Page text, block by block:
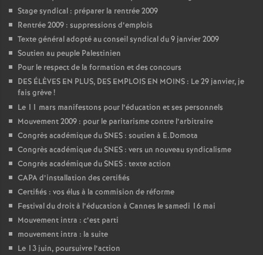
Stage syndical : préparer la rentrée 2009
Rentrée 2009 : suppressions d’emplois
Texte général adopté au conseil syndical du 9 janvier 2009
Soutien au peuple Palestinien
Pour le respect de la formation et des concours
DES ÉLÈVES EN PLUS, DES EMPLOIS EN MOINS : Le 29 janvier, je
fais grève!
Le 11 mars manifestons pour l’éducation et ses personnels
Mouvement 2009 : pour le paritarisme contre l’arbitraire
Congrès académique du SNES : soutien à E.Domota
Congrès académique du SNES : vers un nouveau syndicalisme
Congrès académique du SNES : texte action
CAPA d’installation des certifiés
Certifiés : vos élus à la commision de réforme
Festival du droit à l’éducation à Cannes le samedi 16 mai
Mouvement intra : c’est parti
mouvement intra : la suite
Le 13 juin, poursuivre l’action